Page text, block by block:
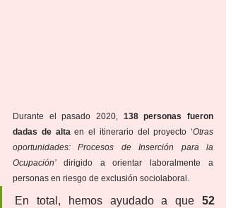
Durante el pasado 2020, 138 personas fueron
dadas de alta en el itinerario del proyecto ‘Otras
oportunidades: Procesos de Inserción para la
Ocupación’ dirigido a orientar laboralmente a
personas en riesgo de exclusión sociolaboral.
En total, hemos ayudado a que 52